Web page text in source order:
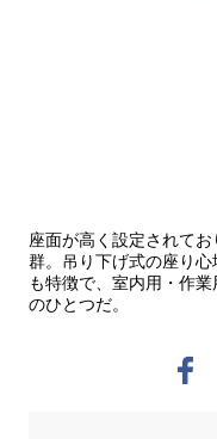
座面が高く設定されて
群。吊り下げ式の座り
も特徴で、室内用・作
のひとつだ。